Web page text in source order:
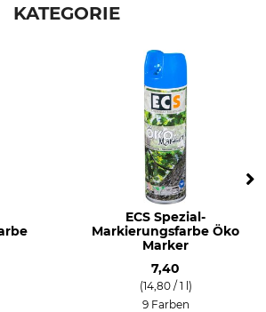
KATEGORIE
ECS Spezial-
Markierungsfarbe Öko
Marker
7,40
(14,80 / 1 l)
9 Farben